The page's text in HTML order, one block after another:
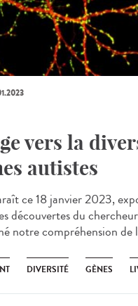
vers la
autistes
ce 18 janvier 2023,
découvertes du
notre compréhension de
DIVERSITÉ GÈNES